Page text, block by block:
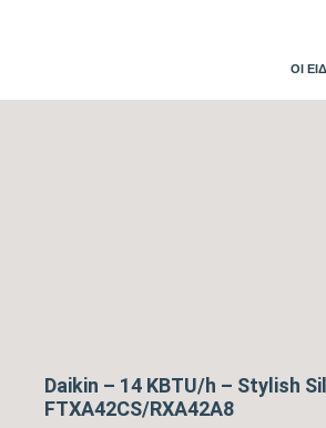
ΟΙ
Daikin – 14 KBTU/h – Stylish
FTXA42CS/RXA42A8